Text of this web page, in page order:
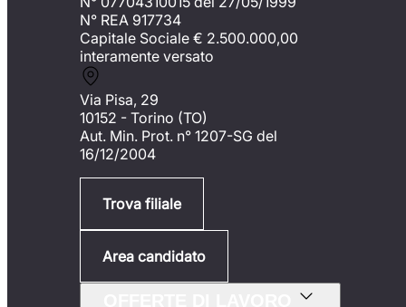
N° REA 917734
Capitale Sociale € 2.500.000,00
interamente versato
Via Pisa, 29
10152 - Torino (TO)
Aut. Min. Prot. n° 1207-SG del
16/12/2004
Trova filiale
Area candidato